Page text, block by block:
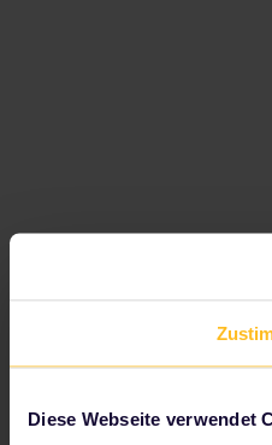
Diese Webseite verwendet